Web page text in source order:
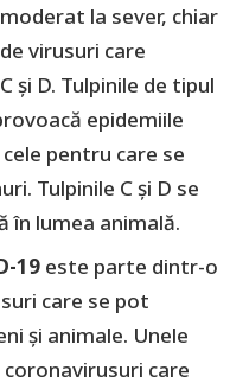
la sever, chiar
virusuri care
și D. Tulpinile de tipul
epidemiile
pentru care se
Tulpinile C și D se
în lumea animală.
19 este parte dintr-o
care se pot
și animale. Unele
care